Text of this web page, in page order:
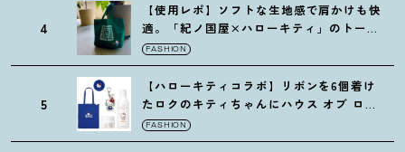
4
【使用レポ】ソフトな生地感で肩かけも快
適。「紀ノ国屋×ハローキティ」のトート
がガシガシ使えて最高です
FASHION
5
【ハローキティコラボ】リボンを6個着け
たロクのキティちゃんにハウス オブ ロー
ゼの限定パケも
FASHION